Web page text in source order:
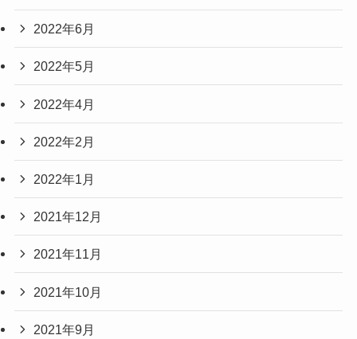
2022年6月
2022年5月
2022年4月
2022年2月
2022年1月
2021年12月
2021年11月
2021年10月
2021年9月